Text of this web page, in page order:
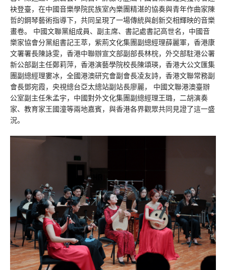
袂登臺，在中國音樂學院民族室內樂團精湛的協奏與青年作曲家陳
哲的鋼琴藝術指導下，共同呈現了一場傳統與創新交相輝映的音樂
畫卷。 中國文聯黨組成員、副主席、書記處書記高世名，中國音
樂家協會分黨組書記王萃，紫荊文化集團副總經理薛麗軍，香港康
文署署長陳詠雯，香港中聯辦宣文部副部長林梡，外交部駐港公署
新公部副主任鄭莉萍，香港演藝學院校長陳頌瑛，香港大公文匯集
團副總經理婁冰，全國港澳研究會副會長凌友詩，香港文聯常務副
會長鄧宛霞，央視總台亞太總站副站長廖麗， 中國文聯港澳臺辦
公室副主任朱孟宇，中國對外文化集團副總經理王璐，二胡演奏
家、教育家王國潼等兩地嘉賓，與香港各界觀眾共同見證了這一盛
況。